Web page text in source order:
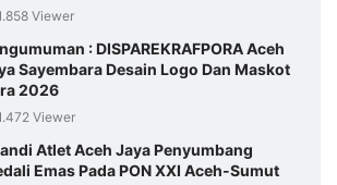
Viewer
: DISPAREKRAFPORA Aceh
Sayembara Desain Logo Dan Maskot
2026
Viewer
Atlet Aceh Jaya Penyumbang
Emas Pada PON XXI Aceh-Sumut